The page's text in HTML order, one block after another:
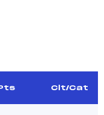
Clt/Cat